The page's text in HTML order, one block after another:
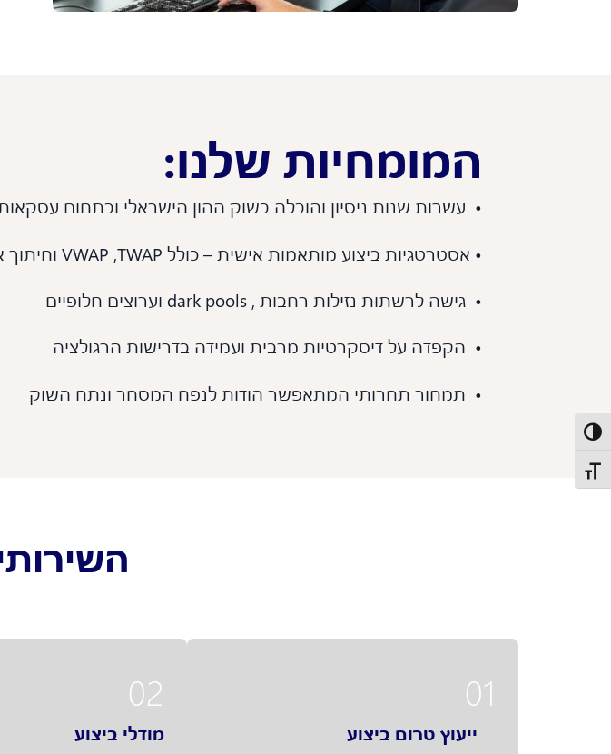
הפעל/כבה ניגודיות גבוהה
מתג גודל גופן
המומחיות שלנו:
• עשרות שנות ניסיון והובלה בשוק ההון הישראלי ובתחום
• אסטרטגיות ביצוע מותאמות אישית – כולל VWAP ,TWAP וחיתוך אלגוריתמי
• גישה לרשתות נזילות רחבות , dark pools וערוצים חלופיים
• הקפדה על דיסקרטיות מרבית ועמידה בדרישות הרגולציה
• תמחור תחרותי המתאפשר הודות לנפח המסחר ונתח השוק
01
ייעוץ טרום ביצוע
02
מודלי ביצוע